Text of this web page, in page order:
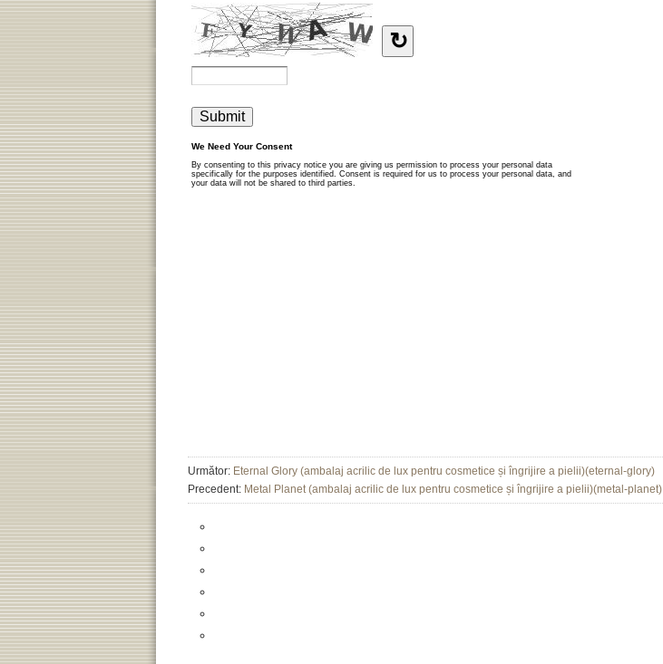
Următor: Eternal Glory (ambalaj acrilic de lux pentru cosmetice și îngrijire a pielii)(eternal-glory)
Precedent: Metal Planet (ambalaj acrilic de lux pentru cosmetice și îngrijire a pielii)(metal-planet)